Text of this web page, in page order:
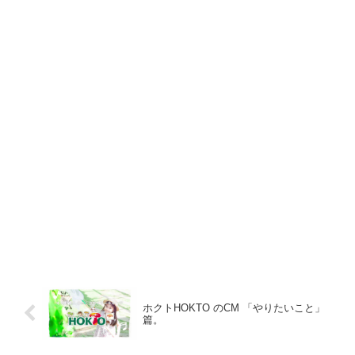
ホクトHOKTO のCM 「やりたいこと」
篇。